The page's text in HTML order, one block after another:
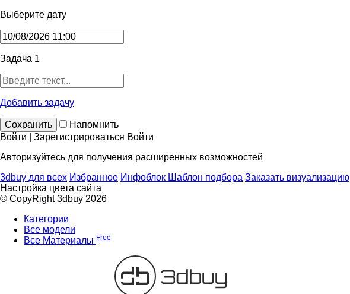
Выберите дату
Задача 1
Добавить задачу
Сохранить
Напомнить
Войти | Зарегистрироваться Войти
Авторизуйтесь для получения расширенных возможностей
3dbuy для всех Избранное Инфоблок Шаблон подбора Заказать визуализацию
Настройка цвета сайта
© CopyRight 3dbuy 2026
Категории
Все модели
Все Материалы Free